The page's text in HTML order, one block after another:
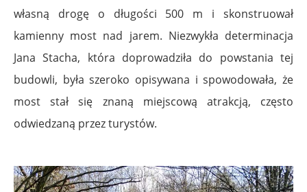
własną drogę o długości 500 m i skonstruował
kamienny most nad jarem. Niezwykła determinacja
Jana Stacha, która doprowadziła do powstania tej
budowli, była szeroko opisywana i spowodowała, że
most stał się znaną miejscową atrakcją, często
odwiedzaną przez turystów.